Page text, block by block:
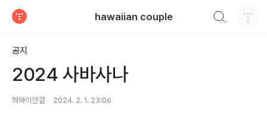
hawaiian couple
공지
2024 사바사나
하와이안걸 2024. 2. 1. 23:06